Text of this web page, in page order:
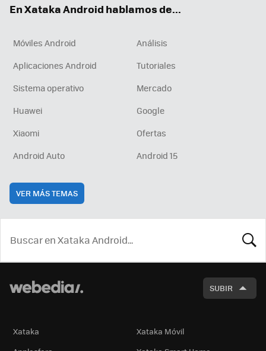
En Xataka Android hablamos de...
Móviles Android
Análisis
Aplicaciones Android
Tutoriales
Sistema operativo
Mercado
Huawei
Google
Xiaomi
Ofertas
Android Auto
Android 15
VER MÁS TEMAS
SUBIR
Xataka
Xataka Móvil